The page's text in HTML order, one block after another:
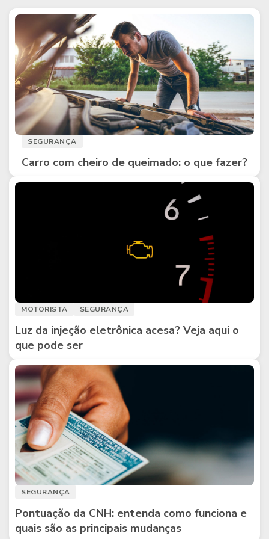
SEGURANÇA
Carro com cheiro de queimado: o que fazer?
MOTORISTA SEGURANÇA
Luz da injeção eletrônica acesa? Veja aqui o
que pode ser
SEGURANÇA
Pontuação da CNH: entenda como funciona e
quais são as principais mudanças